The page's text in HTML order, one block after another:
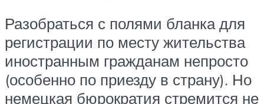
Разобраться с полями бланка для
регистрации по месту жительства
иностранным гражданам непросто
(особенно по приезду в страну). Но
немецкая бюрократия стремится не